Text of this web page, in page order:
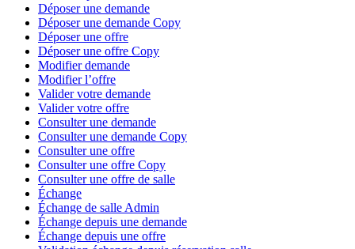
Déposer une demande
Déposer une demande Copy
Déposer une offre
Déposer une offre Copy
Modifier demande
Modifier l’offre
Valider votre demande
Valider votre offre
Consulter une demande
Consulter une demande Copy
Consulter une offre
Consulter une offre Copy
Consulter une offre de salle
Échange
Échange de salle Admin
Échange depuis une demande
Échange depuis une offre